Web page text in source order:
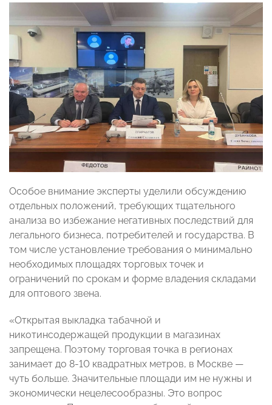
Особое внимание эксперты уделили обсуждению
отдельных положений, требующих тщательного
анализа во избежание негативных последствий для
легального бизнеса, потребителей и государства. В
том числе установление требования о минимально
необходимых площадях торговых точек и
ограничений по срокам и форме владения складами
для оптового звена.
«Открытая выкладка табачной и
никотинсодержащей продукции в магазинах
запрещена. Поэтому торговая точка в регионах
занимает до 8-10 квадратных метров, в Москве —
чуть больше. Значительные площади им не нужны и
экономически нецелесообразны. Это вопрос